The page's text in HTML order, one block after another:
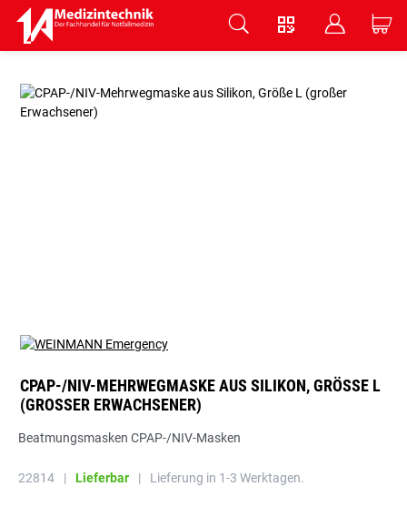
V B C
CPAP-/NIV-MEHRWEGMASKE AUS SILIKON, GRÖSSE L (
GROSSER ERWACHSENER)
Beatmungsmasken CPAP-/NIV-Masken
22814 | Lieferbar | Lieferung in 1-3 Werktagen.